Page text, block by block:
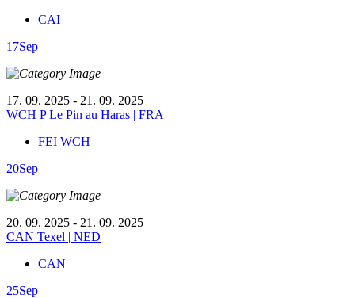
CAI
17Sep
17. 09. 2025 - 21. 09. 2025
WCH P Le Pin au Haras | FRA
FEI WCH
20Sep
20. 09. 2025 - 21. 09. 2025
CAN Texel | NED
CAN
25Sep